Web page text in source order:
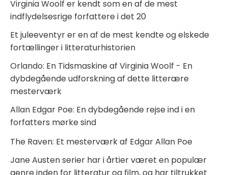
Virginia Woolf er kendt som en af de mest
indflydelsesrige forfattere i det 20
Et juleeventyr er en af de mest kendte og elskede
fortællinger i litteraturhistorien
Orlando: En Tidsmaskine af Virginia Woolf - En
dybdegående udforskning af dette litterære
mesterværk
Allan Edgar Poe: En dybdegående rejse ind i en
forfatters mørke sind
The Raven: Et mesterværk af Edgar Allan Poe
Jane Austen serier har i årtier været en populær